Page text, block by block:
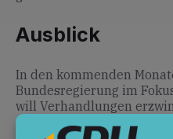
Ausblick
In den kommenden
Bundesregierung im
will Verhandlungen
Ostländer Gegenentwürfe